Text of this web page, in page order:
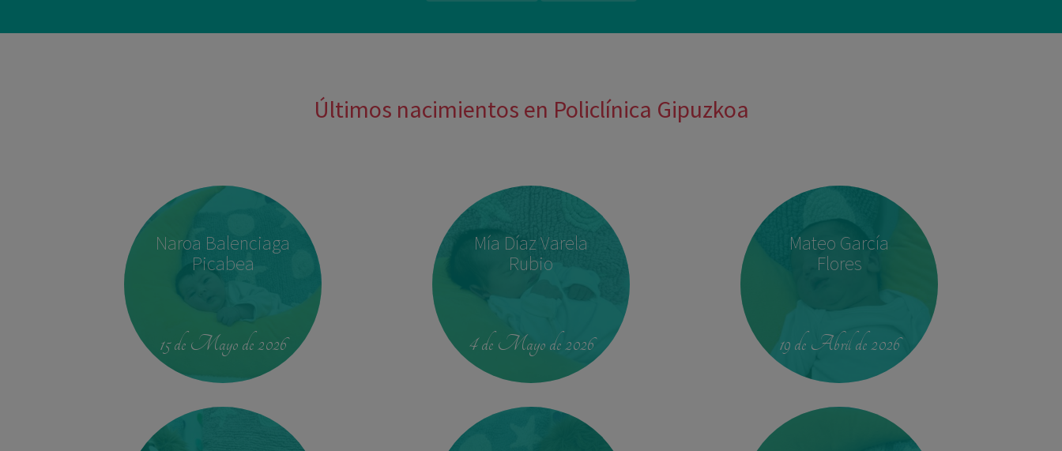
Últimos nacimientos en Policlínica Gipuzkoa
Naroa Balenciaga
Picabea
15 de Mayo de 2026
Mía Díaz Varela
Rubio
4 de Mayo de 2026
Mateo García
Flores
19 de Abril de 2026